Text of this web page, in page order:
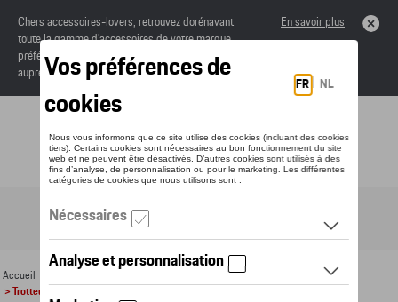
Chers accessoires-lovers, retrouvez dorénavant
toute la gamme d’accessoires de votre marque
préférée sous forme de catalogue à commander
auprès de votre concessionaire.
En savoir plus
Toggle navigation
Accueil
Pour enfants
> Trotteurs et voitures à pédales